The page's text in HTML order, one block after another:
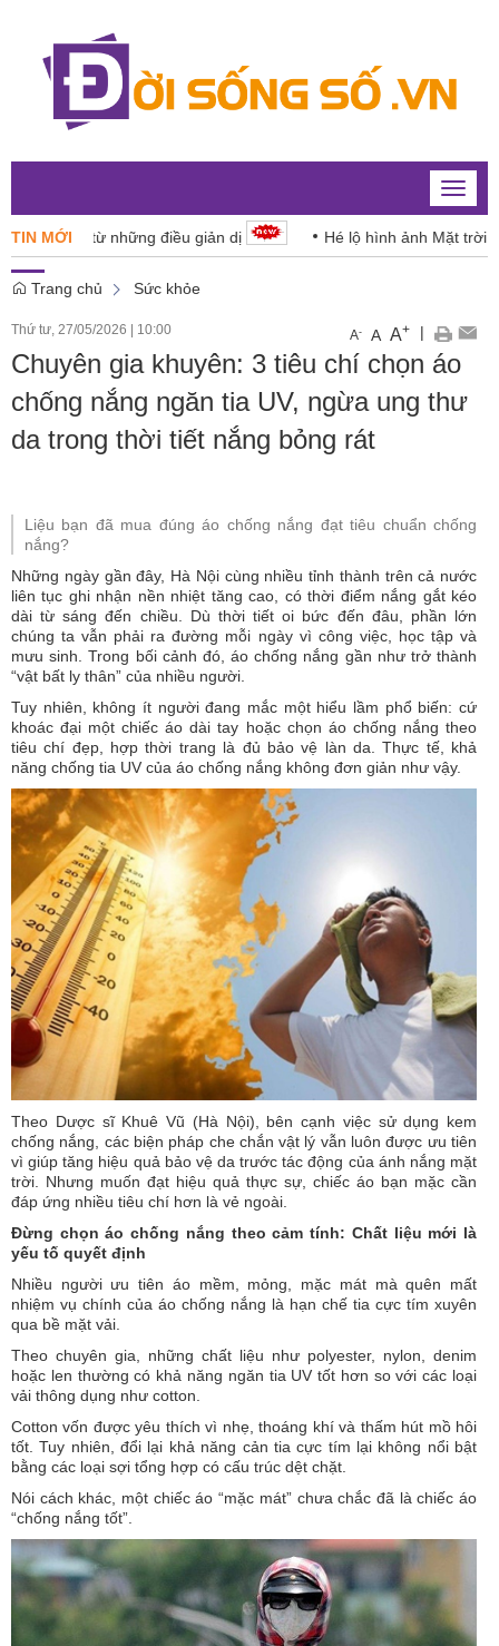
Toggle
TIN MỚI
từ những điều giản dị Hé lộ hình ảnh Mặt trời với độ
Trang chủ Sức khỏe
Thứ tư, 27/05/2026 10:00 A- A A+ |
Chuyên gia khuyên: 3 tiêu chí chọn áo
chống nắng ngăn tia UV, ngừa ung thư
da trong thời tiết nắng bỏng rát
Liệu bạn đã mua đúng áo chống nắng đạt tiêu chuẩn chống
nắng?
Những ngày gần đây, Hà Nội cùng nhiều tỉnh thành trên cả nước
liên tục ghi nhận nền nhiệt tăng cao, có thời điểm nắng gắt kéo
dài từ sáng đến chiều. Dù thời tiết oi bức đến đâu, phần lớn
chúng ta vẫn phải ra đường mỗi ngày vì công việc, học tập và
mưu sinh. Trong bối cảnh đó, áo chống nắng gần như trở thành
“vật bất ly thân” của nhiều người.
Tuy nhiên, không ít người đang mắc một hiểu lầm phổ biến: cứ
khoác đại một chiếc áo dài tay hoặc chọn áo chống nắng theo
tiêu chí đẹp, hợp thời trang là đủ bảo vệ làn da. Thực tế, khả
năng chống tia UV của áo chống nắng không đơn giản như vậy.
Theo Dược sĩ Khuê Vũ (Hà Nội), bên cạnh việc sử dụng kem
chống nắng, các biện pháp che chắn vật lý vẫn luôn được ưu tiên
vì giúp tăng hiệu quả bảo vệ da trước tác động của ánh nắng mặt
trời. Nhưng muốn đạt hiệu quả thực sự, chiếc áo bạn mặc cần
đáp ứng nhiều tiêu chí hơn là vẻ ngoài.
Đừng chọn áo chống nắng theo cảm tính: Chất liệu mới là
yếu tố quyết định
Nhiều người ưu tiên áo mềm, mỏng, mặc mát mà quên mất
nhiệm vụ chính của áo chống nắng là hạn chế tia cực tím xuyên
qua bề mặt vải.
Theo chuyên gia, những chất liệu như polyester, nylon, denim
hoặc len thường có khả năng ngăn tia UV tốt hơn so với các loại
vải thông dụng như cotton.
Cotton vốn được yêu thích vì nhẹ, thoáng khí và thấm hút mồ hôi
tốt. Tuy nhiên, đổi lại khả năng cản tia cực tím lại không nổi bật
bằng các loại sợi tổng hợp có cấu trúc dệt chặt.
Nói cách khác, một chiếc áo “mặc mát” chưa chắc đã là chiếc áo
“chống nắng tốt”.